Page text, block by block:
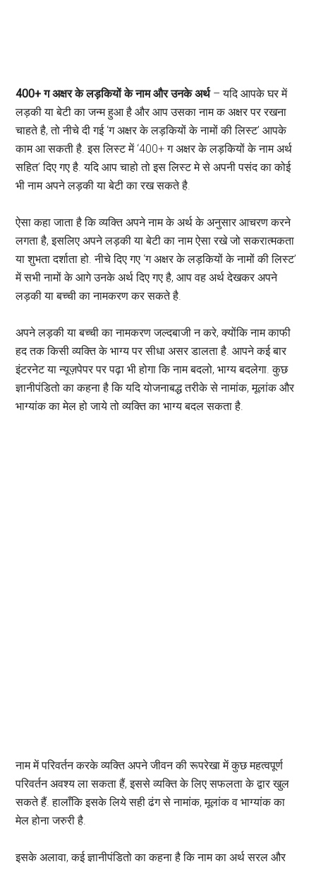
400+ ग अक्षर के लड़कियों के नाम और उनके अर्थ– यदि आपके घर में
लड़की या बेटी का जन्म हुआ है और आप उसका नाम क अक्षर पर रखना
चाहते है, तो नीचे दी गई ‘ग अक्षर के लड़कियों के नामों की लिस्ट’ आपके
काम आ सकती है. इस लिस्ट में ‘400+ ग अक्षर के लड़कियों के नाम अर्थ
सहित’ दिए गए है. यदि आप चाहो तो इस लिस्ट मे से अपनी पसंद का कोई
भी नाम अपने लड़की या बेटी का रख सकते है.
ऐसा कहा जाता है कि व्यक्ति अपने नाम के अर्थ के अनुसार आचरण करने
लगता है, इसलिए अपने लड़की या बेटी का नाम ऐसा रखे जो सकरात्मकता
या शुभता दर्शाता हो. नीचे दिए गए ‘ग अक्षर के लड़कियों के नामों की लिस्ट’
में सभी नामों के आगे उनके अर्थ दिए गए है, आप वह अर्थ देखकर अपने
लड़की या बच्ची का नामकरण कर सकते है.
अपने लड़की या बच्ची का नामकरण जल्दबाजी न करे, क्योंकि नाम काफी
हद तक किसी व्यक्ति के भाग्य पर सीधा असर डालता है. आपने कई बार
इंटरनेट या न्यूज़पेपर पर पढ़ा भी होगा कि नाम बदलो, भाग्य बदलेगा. कुछ
ज्ञानीपंडितो का कहना है कि यदि योजनाबद्ध तरीके से नामांक, मूलांक और
भाग्यांक का मेल हो जाये तो व्यक्ति का भाग्य बदल सकता है.
नाम में परिवर्तन करके व्यक्ति अपने जीवन की रूपरेखा में कुछ महत्वपूर्ण
परिवर्तन अवश्य ला सकता हैं, इससे व्यक्ति के लिए सफलता के द्वार खुल
सकते हैं. हालाँकि इसके लिये सही ढंग से नामांक, मूलांक व भाग्यांक का
मेल होना जरुरी है.
इसके अलावा, कई ज्ञानीपंडितो का कहना है कि नाम का अर्थ सरल और